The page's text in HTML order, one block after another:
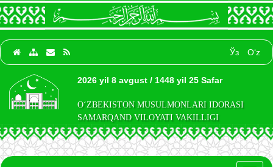
Ўз O‘z
2026 yil 8 avgust / 1448 yil 25 Safar
O‘ZBEKISTON MUSULMONLARI IDORASI
SAMARQAND VILOYATI VAKILLIGI